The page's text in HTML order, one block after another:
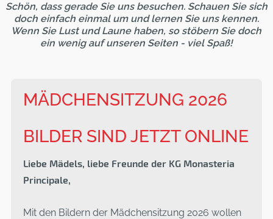
Schön, dass gerade Sie uns besuchen. Schauen Sie sich
doch einfach einmal um und lernen Sie uns kennen.
Wenn Sie Lust und Laune haben, so stöbern Sie doch
ein wenig auf unseren Seiten - viel Spaß!
MÄDCHENSITZUNG 2026
BILDER SIND JETZT ONLINE
Liebe Mädels, liebe Freunde der KG Monasteria
Principale,
Mit den Bildern der Mädchensitzung 2026 wollen